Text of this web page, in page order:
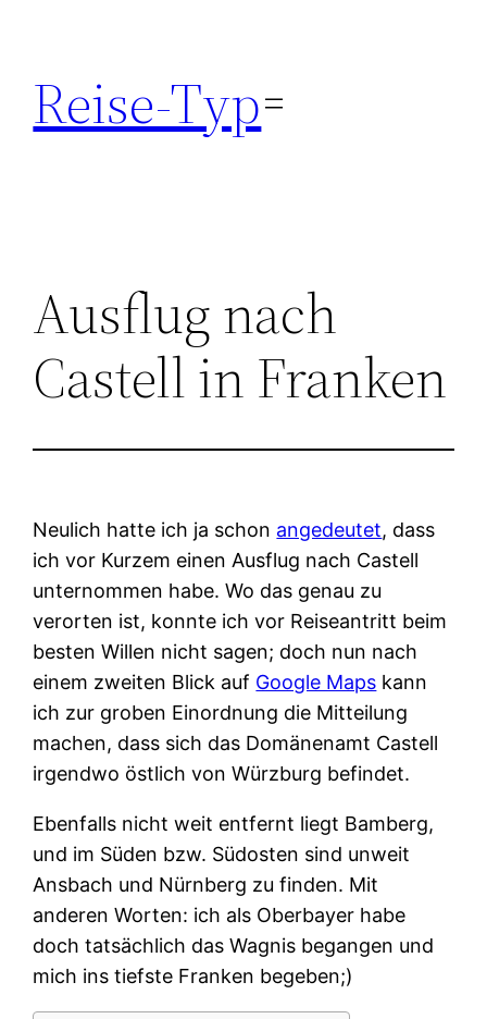
springen
Reise-Typ
Ausflug nach
Castell in Franken
Neulich hatte ich ja schon angedeutet, dass
ich vor Kurzem einen Ausflug nach Castell
unternommen habe. Wo das genau zu
verorten ist, konnte ich vor Reiseantritt beim
besten Willen nicht sagen; doch nun nach
einem zweiten Blick auf Google Maps kann
ich zur groben Einordnung die Mitteilung
machen, dass sich das Domänenamt Castell
irgendwo östlich von Würzburg befindet.
Ebenfalls nicht weit entfernt liegt Bamberg,
und im Süden bzw. Südosten sind unweit
Ansbach und Nürnberg zu finden. Mit
anderen Worten: ich als Oberbayer habe
doch tatsächlich das Wagnis begangen und
mich ins tiefste Franken begeben;)